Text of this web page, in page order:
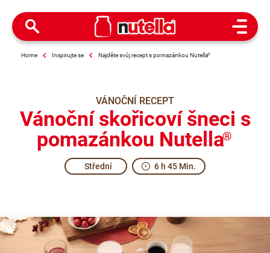
Open
Home Inspirujte se Najděte svůj recept s pomazánkou Nutella®
VÁNOČNÍ RECEPT
Vánoční skořicoví šneci s
pomazánkou Nutella®
Střední 6 h 45 Min.